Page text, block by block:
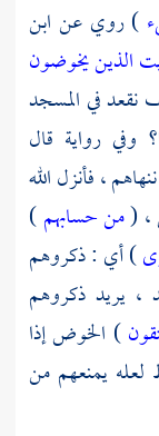
) روي عن ابن
الذين يخوضون
نقعد فيالمسجد
وفي رواية قال
، فأنزل الله
(من حسابهم)
) أي : ذكروهم
، يريد ذكروهم
) الخوض إذا
يمنعهم من